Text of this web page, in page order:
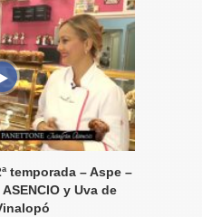
temporada – Aspe –
y Uva de